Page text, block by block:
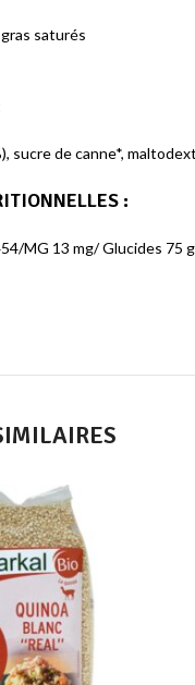
saturés
sucre de canne*,
:
MG 13 mg/ Glucides 75
Add to wishlist
Lire la suite
Quick view